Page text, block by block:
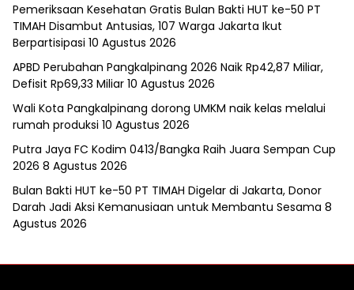
Pemeriksaan Kesehatan Gratis Bulan Bakti HUT ke-50 PT
TIMAH Disambut Antusias, 107 Warga Jakarta Ikut
Berpartisipasi 10 Agustus 2026
APBD Perubahan Pangkalpinang 2026 Naik Rp42,87 Miliar,
Defisit Rp69,33 Miliar 10 Agustus 2026
Wali Kota Pangkalpinang dorong UMKM naik kelas melalui
rumah produksi 10 Agustus 2026
Putra Jaya FC Kodim 0413/Bangka Raih Juara Sempan Cup
2026 8 Agustus 2026
Bulan Bakti HUT ke-50 PT TIMAH Digelar di Jakarta, Donor
Darah Jadi Aksi Kemanusiaan untuk Membantu Sesama 8
Agustus 2026